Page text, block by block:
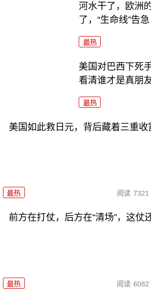
河水干了，欧洲
了，“生命线”告急
最热
美国对巴西下死
看清谁才是真朋
最热
美国如此救日元，背后藏着三重收
最热 阅读 7321
前方在打仗，后方在“清场”，这仗
最热 阅读 6082